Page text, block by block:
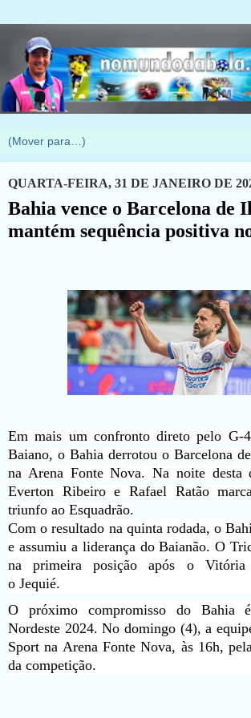
QUARTA-FEIRA, 31 DE JANEIRO DE
Bahia vence o Barcelona de
mantém sequência positiva
Em mais um confronto direto pelo G-
Baiano, o Bahia derrotou o Barcelona
na Arena Fonte Nova. Na noite desta
Everton Ribeiro e Rafael Ratão
triunfo ao Esquadrão.
Com o resultado na quinta rodada, o
e assumiu a liderança do Baianão. O
na primeira posição após o Vitória
o Jequié.
O próximo compromisso do Bahia
Nordeste 2024. No domingo (4), a
Sport na Arena Fonte Nova, às 16h,
da competição.